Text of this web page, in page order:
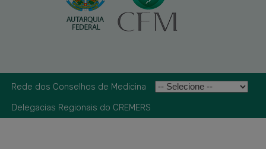
Rede dos Conselhos de Medicina
Delegacias Regionais do CREMERS